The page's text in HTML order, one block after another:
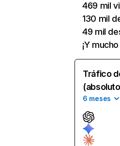
469 mil
130 mil
49 mil
¡Y
Tráfico
6 meses